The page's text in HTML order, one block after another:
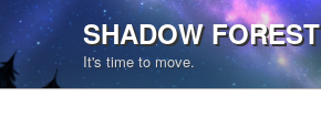
至
内
容
SHADOW FOREST
It's time to move.